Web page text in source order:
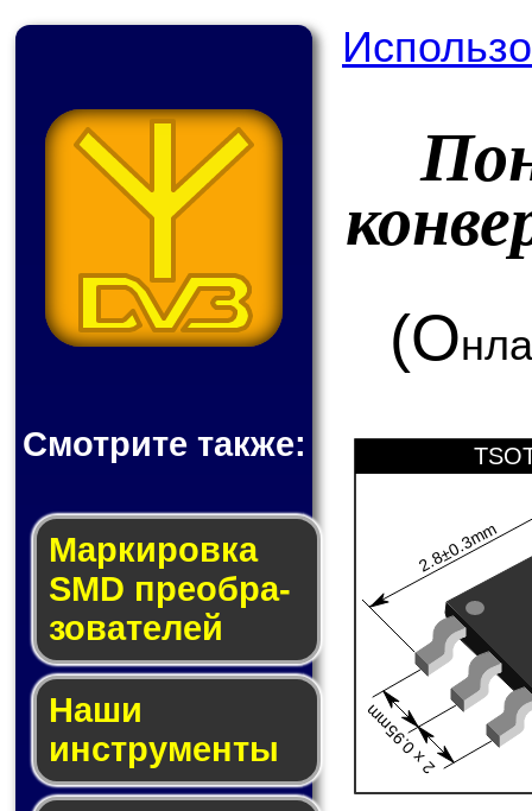
Смотрите также:
Мар­ки­ров­ка
SMD пре­об­ра­
зо­ва­те­лей
Наши
инструменты
(О
2.8±0.3mm
2 x 0.95mm